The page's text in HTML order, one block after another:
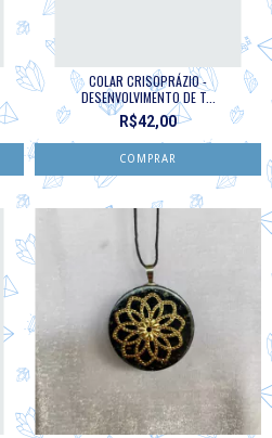
COLAR CRISOPRÁZIO -
DESENVOLVIMENTO DE T...
R$42,00